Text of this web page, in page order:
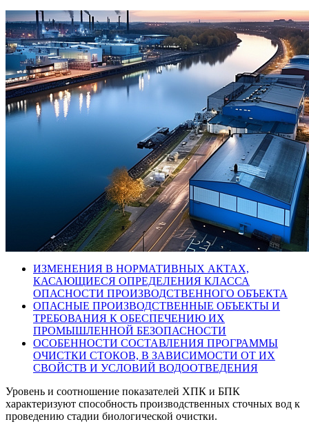
ИЗМЕНЕНИЯ В НОРМАТИВНЫХ АКТАХ,
КАСАЮЩИЕСЯ ОПРЕДЕЛЕНИЯ КЛАССА
ОПАСНОСТИ ПРОИЗВОДСТВЕННОГО ОБЪЕКТА
ОПАСНЫЕ ПРОИЗВОДСТВЕННЫЕ ОБЪЕКТЫ И
ТРЕБОВАНИЯ К ОБЕСПЕЧЕНИЮ ИХ
ПРОМЫШЛЕННОЙ БЕЗОПАСНОСТИ
ОСОБЕННОСТИ СОСТАВЛЕНИЯ ПРОГРАММЫ
ОЧИСТКИ СТОКОВ, В ЗАВИСИМОСТИ ОТ ИХ
СВОЙСТВ И УСЛОВИЙ ВОДООТВЕДЕНИЯ
Уровень и соотношение показателей ХПК и БПК
характеризуют способность производственных сточных вод к
проведению стадии биологической очистки.